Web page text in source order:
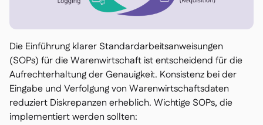
Die Einführung klarer Standardarbeitsanweisungen
(SOPs) für die Warenwirtschaft ist entscheidend für die
Aufrechterhaltung der Genauigkeit. Konsistenz bei der
Eingabe und Verfolgung von Warenwirtschaftsdaten
reduziert Diskrepanzen erheblich. Wichtige SOPs, die
implementiert werden sollten: